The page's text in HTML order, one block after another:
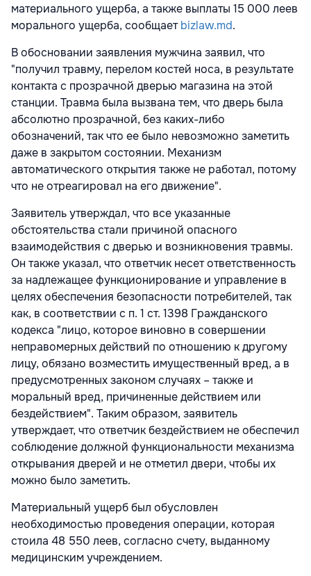
материального ущерба, а также выплаты 15 000 леев
морального ущерба, сообщаетbizlaw.md.
В обосновании заявления мужчина заявил, что
"получил травму, перелом костей носа, в результате
контакта с прозрачной дверью магазина на этой
станции. Травма была вызвана тем, что дверь была
абсолютно прозрачной, без каких-либо
обозначений, так что ее было невозможно заметить
даже в закрытом состоянии. Механизм
автоматического открытия также не работал, потому
что не отреагировал на его движение".
Заявитель утверждал, что все указанные
обстоятельства стали причиной опасного
взаимодействия с дверью и возникновения травмы.
Он также указал, что ответчик несет ответственность
за надлежащее функционирование и управление в
целях обеспечения безопасности потребителей, так
как, в соответствии с п. 1 ст. 1398 Гражданского
кодекса "лицо, которое виновно в совершении
неправомерных действий по отношению к другому
лицу, обязано возместить имущественный вред, а в
предусмотренных законом случаях – также и
моральный вред, причиненные действием или
бездействием". Таким образом, заявитель
утверждает, что ответчик бездействием не обеспечил
соблюдение должной функциональности механизма
открывания дверей и не отметил двери, чтобы их
можно было заметить.
Материальный ущерб был обусловлен
необходимостью проведения операции, которая
стоила 48 550 леев, согласно счету, выданному
медицинским учреждением.